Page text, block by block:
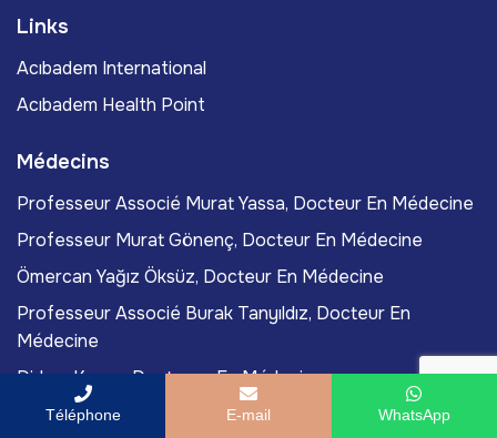
Links
Acıbadem International
Acıbadem Health Point
Médecins
Professeur Associé Murat Yassa, Docteur En Médecine
Professeur Murat Gönenç, Docteur En Médecine
Ömercan Yağız Öksüz, Docteur En Médecine
Professeur Associé Burak Tanyıldız, Docteur En
Médecine
Didem Kazan, Docteure En Médecine
Téléphone E-mail WhatsApp